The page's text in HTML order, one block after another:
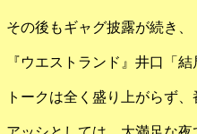
その後もギャグ披露が続き、
『ウエストランド』井口「結
トークは全く盛り上がらず、